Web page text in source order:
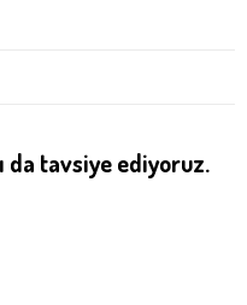
da tavsiye ediyoruz.